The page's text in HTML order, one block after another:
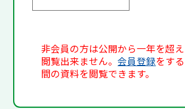
非会員の方は公開から一年を超
閲覧出来ません。会員登録をす
間の資料を閲覧できます。